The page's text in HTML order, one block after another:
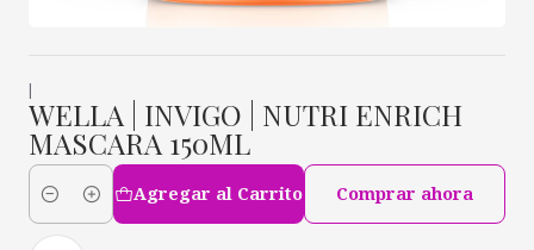
WELLA | INVIGO | NUTRI ENRICH
MASCARA 150ML
Cantidad
Agregar al Carrito Comprar ahora